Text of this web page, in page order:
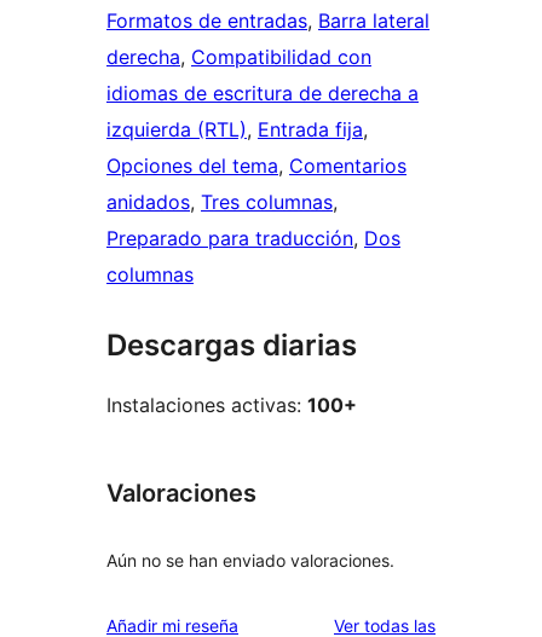
Formatos de entradas, Barra lateral
derecha, Compatibilidad con
idiomas de escritura de derecha a
izquierda (RTL), Entrada fija
Opciones del tema, Comentarios
anidados, Tres columnas
Preparado para traducción, Dos
columnas
Descargas diarias
Instalaciones activas: 100+
Valoraciones
Aún no se han enviado valoraciones.
Añadir mi reseña Ver todas lasvaloraciones